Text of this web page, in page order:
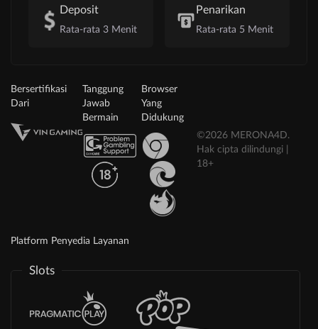
Deposit
Rata-rata 3 Menit
Penarikan
Rata-rata 5 Menit
Bersertifikasi
Dari
Tanggung
Jawab
Bermain
Browser
Yang
Didukung
©2026 MERONA4D.
Hak cipta dilindungi |
18+
Platform Penyedia Layanan
Slots